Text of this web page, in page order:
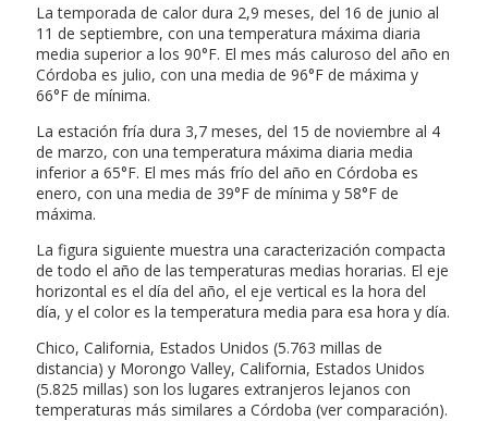
La temporada de calor dura 2,9 meses, del 16 de junio al
11 de septiembre, con una temperatura máxima diaria
media superior a los 90°F. El mes más caluroso del año en
Córdoba es julio, con una media de 96°F de máxima y
66°F de mínima.
La estación fría dura 3,7 meses, del 15 de noviembre al 4
de marzo, con una temperatura máxima diaria media
inferior a 65°F. El mes más frío del año en Córdoba es
enero, con una media de 39°F de mínima y 58°F de
máxima.
La figura siguiente muestra una caracterización compacta
de todo el año de las temperaturas medias horarias. El eje
horizontal es el día del año, el eje vertical es la hora del
día, y el color es la temperatura media para esa hora y día.
Chico, California, Estados Unidos (5.763 millas de
distancia) y Morongo Valley, California, Estados Unidos
(5.825 millas) son los lugares extranjeros lejanos con
temperaturas más similares a Córdoba (ver comparación).